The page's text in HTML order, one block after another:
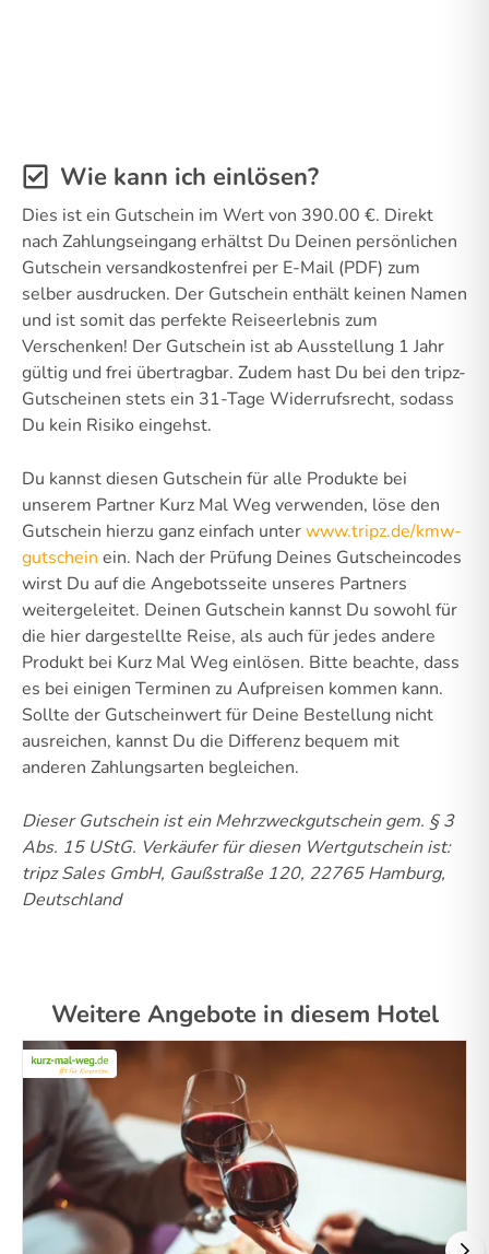
Wie kann ich einlösen?
Dies ist ein Gutschein im Wert von 390.00 €. Direkt
nach Zahlungseingang erhältst Du Deinen persönlichen
Gutschein versandkostenfrei per E-Mail (PDF) zum
selber ausdrucken. Der Gutschein enthält keinen Namen
und ist somit das perfekte Reiseerlebnis zum
Verschenken! Der Gutschein ist ab Ausstellung 1 Jahr
gültig und frei übertragbar. Zudem hast Du bei den tripz-
Gutscheinen stets ein 31-Tage Widerrufsrecht, sodass
Du kein Risiko eingehst.
Du kannst diesen Gutschein für alle Produkte bei
unserem Partner Kurz Mal Weg verwenden, löse den
Gutschein hierzu ganz einfach unterwww.tripz.de/kmw-
gutschein ein. Nach der Prüfung Deines Gutscheincodes
wirst Du auf die Angebotsseite unseres Partners
weitergeleitet. Deinen Gutschein kannst Du sowohl für
die hier dargestellte Reise, als auch für jedes andere
Produkt bei Kurz Mal Weg einlösen. Bitte beachte, dass
es bei einigen Terminen zu Aufpreisen kommen kann.
Sollte der Gutscheinwert für Deine Bestellung nicht
ausreichen, kannst Du die Differenz bequem mit
anderen Zahlungsarten begleichen.
Dieser Gutschein ist ein Mehrzweckgutschein gem. § 3
Abs. 15 UStG. Verkäufer für diesen Wertgutschein ist:
tripz Sales GmbH, Gaußstraße 120, 22765 Hamburg,
Deutschland
Weitere Angebote in diesem Hotel